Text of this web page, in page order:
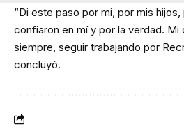
“Di este paso por mi, por mis
confiaron en mí y por la verdad.
siempre, seguir trabajando por
concluyó.